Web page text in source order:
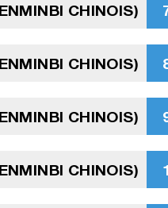
CHINOIS)
CHINOIS)
CHINOIS)
CHINOIS)